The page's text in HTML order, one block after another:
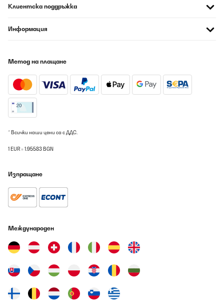
Клиентска поддръжка
Информация
Метод на плащане
* Всички наши цени са с ДДС.
1 EUR = 1.95583 BGN
Изпращане
Международен